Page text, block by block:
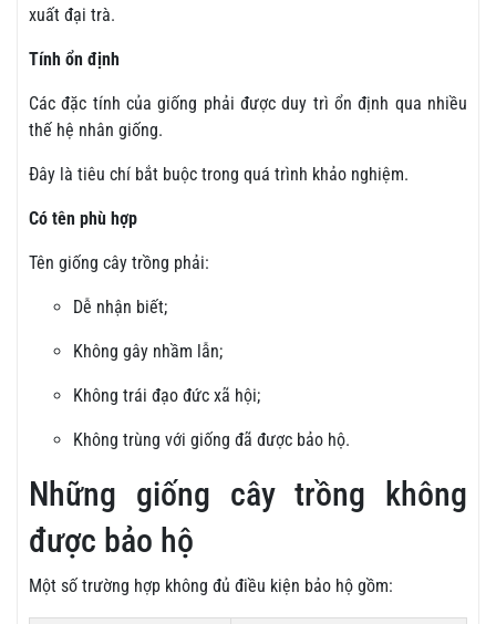
xuất đại trà.
Tính ổn định
Các đặc tính của giống phải được duy trì ổn định qua nhiều
thế hệ nhân giống.
Đây là tiêu chí bắt buộc trong quá trình khảo nghiệm.
Có tên phù hợp
Tên giống cây trồng phải:
Dễ nhận biết;
Không gây nhầm lẫn;
Không trái đạo đức xã hội;
Không trùng với giống đã được bảo hộ.
Những giống cây trồng không
được bảo hộ
Một số trường hợp không đủ điều kiện bảo hộ gồm: